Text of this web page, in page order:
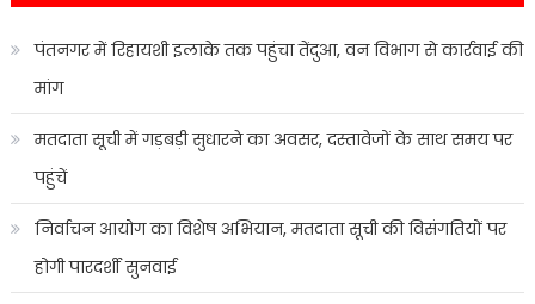
पंतनगर में रिहायशी इलाके तक पहुंचा तेंदुआ, वन विभाग से कार्रवाई की
मांग
मतदाता सूची में गड़बड़ी सुधारने का अवसर, दस्तावेजों के साथ समय पर
पहुंचें
निर्वाचन आयोग का विशेष अभियान, मतदाता सूची की विसंगतियों पर
होगी पारदर्शी सुनवाई